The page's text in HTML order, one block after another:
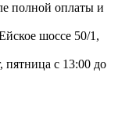
полной оплаты и
шоссе 50/1,
пятница с 13:00 до